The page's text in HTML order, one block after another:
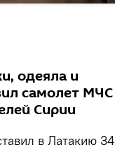
одеяла и
самолет МЧС
Сирии
в Латакию 34